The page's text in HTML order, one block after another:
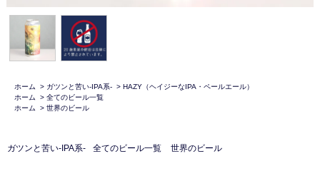
ホーム > ガツンと苦い-IPA系- > HAZY（ヘイジーなIPA・ペールエール）
ホーム
> 全てのビール一覧
ホーム
> 世界のビール
ガツンと苦い-IPA系- 全てのビール一覧 世界のビール